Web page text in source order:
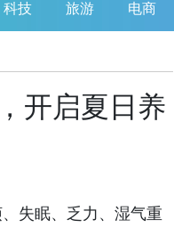
科技 旅游 电商
开启夏日养
失眠、乏力、湿气重